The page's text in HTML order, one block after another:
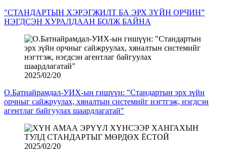
"СТАНДАРТЫН ХЭРЭГЖИЛТ БА ЭРХ ЗҮЙН ОРЧИН”
НЭГДСЭН ХУРАЛДААН БОЛЖ БАЙНА
2025/02/20
О.Батнайрамдал-УИХ-ын гишүүн: "Стандартын эрх зүйн
орчныг сайжруулах, хяналтын системийг нэгтгэж, нэгдсэн
агентлаг байгуулах шаардлагатай"
2025/02/20